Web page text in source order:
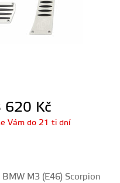
620 Kč
Vám do 21 ti dní
M3 (E46) Scorpion